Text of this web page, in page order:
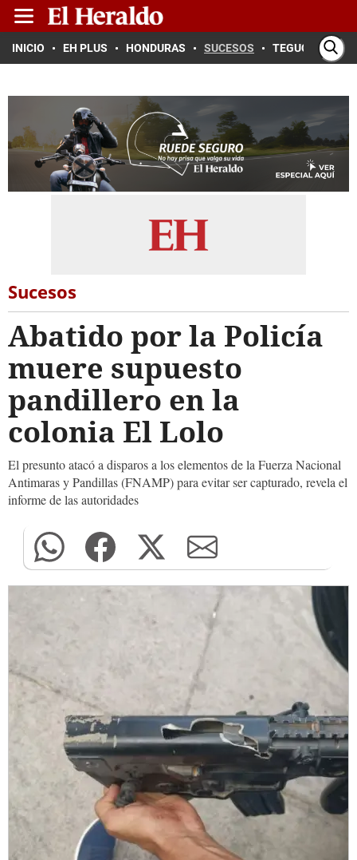
INICIO EH PLUS HONDURAS SUCESOS TEGUCIGALPA
Sucesos
Abatido por la Policía
muere supuesto
pandillero en la
colonia El Lolo
El presunto atacó a disparos a los elementos de la Fuerza Nacional
Antimaras y Pandillas (FNAMP) para evitar ser capturado, revela el
informe de las autoridades